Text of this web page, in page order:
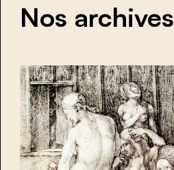
Nos archives